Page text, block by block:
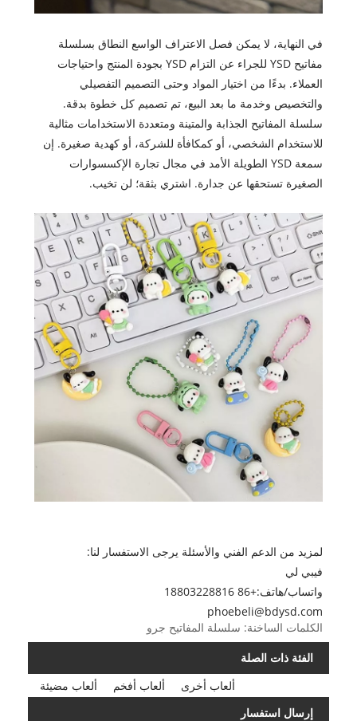
في النهاية، لا يمكن فصل الاعتراف الواسع النطاق بسلسلة
مفاتيح YSD للجراء عن التزام YSD بجودة المنتج واحتياجات
العملاء. بدءًا من اختيار المواد وحتى التصميم التفصيلي
والتخصيص وخدمة ما بعد البيع، تم تصميم كل خطوة بدقة.
سلسلة المفاتيح الجذابة والمتينة ومتعددة الاستخدامات مثالية
للاستخدام الشخصي، أو كمكافأة للشركة، أو كهدية صغيرة. إن
سمعة YSD الطويلة الأمد في مجال تجارة الإكسسوارات
الصغيرة تستحقها عن جدارة. اشتري بثقة؛ لن تخيب.
لمزيد من الدعم الفني والأسئلة يرجى الاستفسار لنا:
فيبي لي
واتساب/هاتف:+86 18803228816
phoebeli@bdysd.com
الكلمات الساخنة: سلسلة المفاتيح جرو
الفئة ذات الصلة
ألعاب مضيئة
ألعاب أفخم
ألعاب أخرى
إرسال استفسار